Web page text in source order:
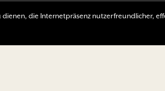
dienen, die Internetpräsenz nutzerfreundlicher,